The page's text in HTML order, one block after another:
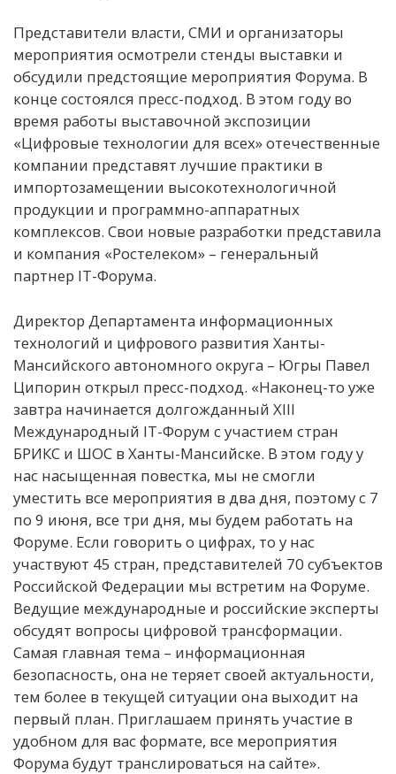
Представители власти, СМИ и организаторы
мероприятия осмотрели стенды выставки и
обсудили предстоящие мероприятия Форума. В
конце состоялся пресс-подход. В этом году во
время работы выставочной экспозиции
«Цифровые технологии для всех» отечественные
компании представят лучшие практики в
импортозамещении высокотехнологичной
продукции и программно-аппаратных
комплексов. Свои новые разработки представила
и компания «Ростелеком» – генеральный
партнер IT-Форума.
Директор Департамента информационных
технологий и цифрового развития Ханты-
Мансийского автономного округа – Югры Павел
Ципорин открыл пресс-подход. «Наконец-то уже
завтра начинается долгожданный XIII
Международный IT-Форум с участием стран
БРИКС и ШОС в Ханты-Мансийске. В этом году у
нас насыщенная повестка, мы не смогли
уместить все мероприятия в два дня, поэтому с 7
по 9 июня, все три дня, мы будем работать на
Форуме. Если говорить о цифрах, то у нас
участвуют 45 стран, представителей 70 субъектов
Российской Федерации мы встретим на Форуме.
Ведущие международные и российские эксперты
обсудят вопросы цифровой трансформации.
Самая главная тема – информационная
безопасность, она не теряет своей актуальности,
тем более в текущей ситуации она выходит на
первый план. Приглашаем принять участие в
удобном для вас формате, все мероприятия
Форума будут транслироваться на сайте».